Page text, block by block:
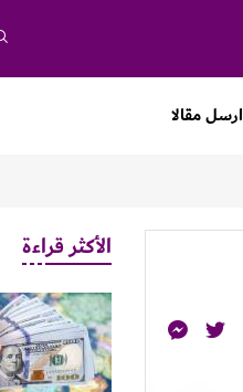
ارسل مقالا
الأكثر قراءة